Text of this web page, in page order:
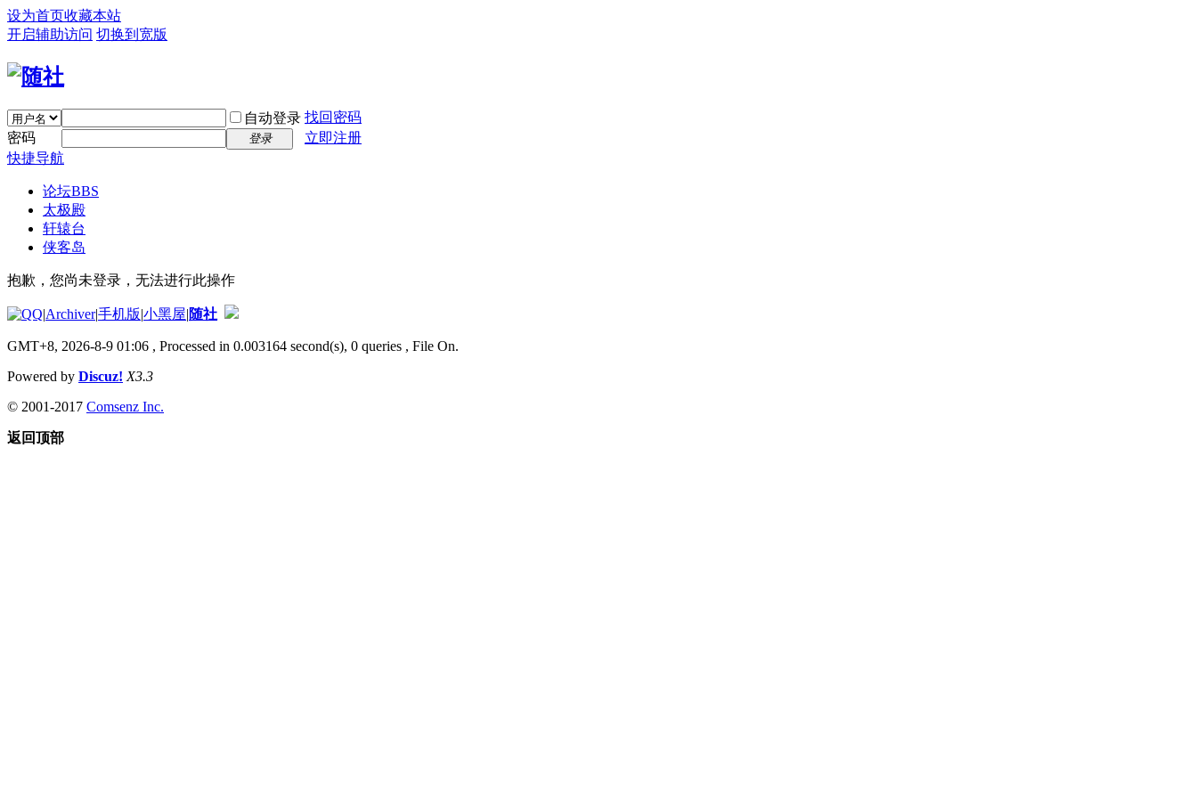
设为首页收藏本站
开启辅助访问 切换到宽版
自动登录 找回密码
密码
登录
立即注册
快捷导航
论坛BBS
太极殿
轩辕台
侠客岛
抱歉，您尚未登录，无法进行此操作
|Archiver|手机版|小黑屋|随社
GMT+8, 2026-8-9 01:06 , Processed in 0.003164 second(s), 0 queries , File On.
Powered by Discuz! X3.3
© 2001-2017 Comsenz Inc.
返回顶部